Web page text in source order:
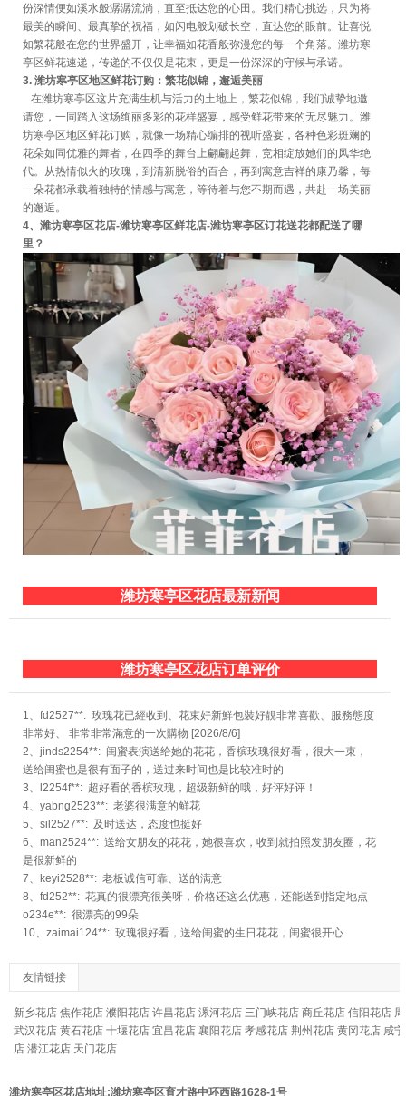
份深情便如溪水般潺潺流淌，直至抵达您的心田。我们精心挑选，只为将
最美的瞬间、最真挚的祝福，如闪电般划破长空，直达您的眼前。让喜悦
如繁花般在您的世界盛开，让幸福如花香般弥漫您的每一个角落。潍坊寒
亭区鲜花速递，传递的不仅仅是花束，更是一份深深的守候与承诺。
3. 潍坊寒亭区地区鲜花订购：繁花似锦，邂逅美丽
在潍坊寒亭区这片充满生机与活力的土地上，繁花似锦，我们诚挚地邀
请您，一同踏入这场绚丽多彩的花样盛宴，感受鲜花带来的无尽魅力。潍
坊寒亭区地区鲜花订购，就像一场精心编排的视听盛宴，各种色彩斑斓的
花朵如同优雅的舞者，在四季的舞台上翩翩起舞，竞相绽放她们的风华绝
代。从热情似火的玫瑰，到清新脱俗的百合，再到寓意吉祥的康乃馨，每
一朵花都承载着独特的情感与寓意，等待着与您不期而遇，共赴一场美丽
的邂逅。
4、潍坊寒亭区花店-潍坊寒亭区鲜花店-潍坊寒亭区订花送花都配送了哪
里？
潍坊寒亭区花店最新新闻
潍坊寒亭区花店订单评价
1、fd2527**: 玫瑰花已經收到、花束好新鮮包裝好靚非常喜歡、服務態度
非常好、 非常非常滿意的一次購物 [2026/8/6]
2、jinds2254**: 闺蜜表演送给她的花花，香槟玫瑰很好看，很大一束，
送给闺蜜也是很有面子的，送过来时间也是比较准时的
3、l2254f**: 超好看的香槟玫瑰，超级新鲜的哦，好评好评！
4、yabng2523**: 老婆很满意的鲜花
5、sil2527**: 及时送达，态度也挺好
6、man2524**: 送给女朋友的花花，她很喜欢，收到就拍照发朋友圈，花
是很新鲜的
7、keyi2528**: 老板诚信可靠、送的满意
8、fd252**: 花真的很漂亮很美呀，价格还这么优惠，还能送到指定地点
o234e**: 很漂亮的99朵
10、zaimai124**: 玫瑰很好看，送给闺蜜的生日花花，闺蜜很开心
友情链接
新乡花店 焦作花店 濮阳花店 许昌花店 漯河花店 三门峡花店 商丘花店 信阳花店
武汉花店 黄石花店 十堰花店 宜昌花店 襄阳花店 孝感花店 荆州花店 黄冈花店 咸
店 潜江花店 天门花店
潍坊寒亭区花店地址:潍坊寒亭区育才路中环西路1628-1号